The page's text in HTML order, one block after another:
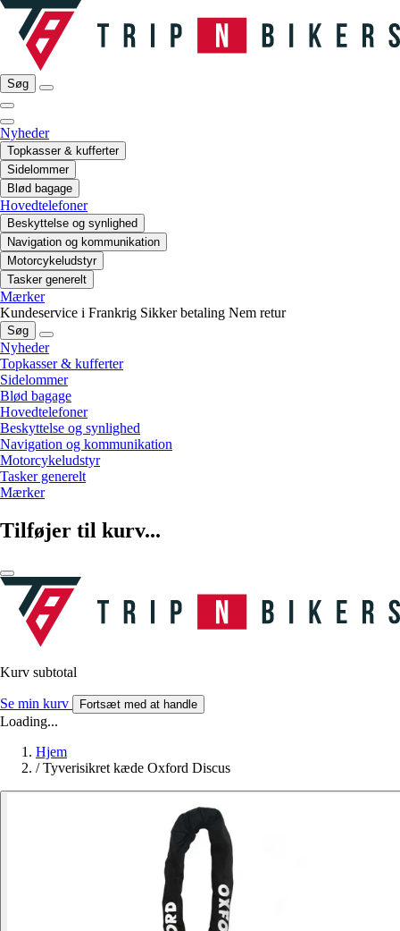
Søg
Nyheder
Topkasser & kufferter
Sidelommer
Blød bagage
Hovedtelefoner
Beskyttelse og synlighed
Navigation og kommunikation
Motorcykeludstyr
Tasker generelt
Mærker
Kundeservice i Frankrig Sikker betaling Nem retur
Søg
Nyheder
Topkasser & kufferter
Sidelommer
Blød bagage
Hovedtelefoner
Beskyttelse og synlighed
Navigation og kommunikation
Motorcykeludstyr
Tasker generelt
Mærker
Tilføjer til kurv...
Kurv subtotal
Se min kurv Fortsæt med at handle
Loading...
Hjem
/ Tyverisikret kæde Oxford Discus